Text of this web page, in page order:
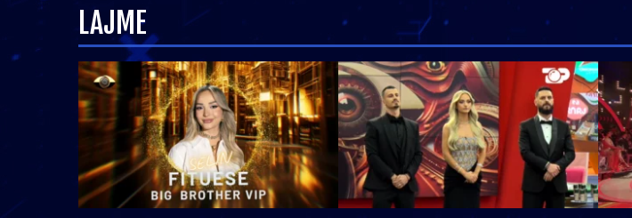
LAJME